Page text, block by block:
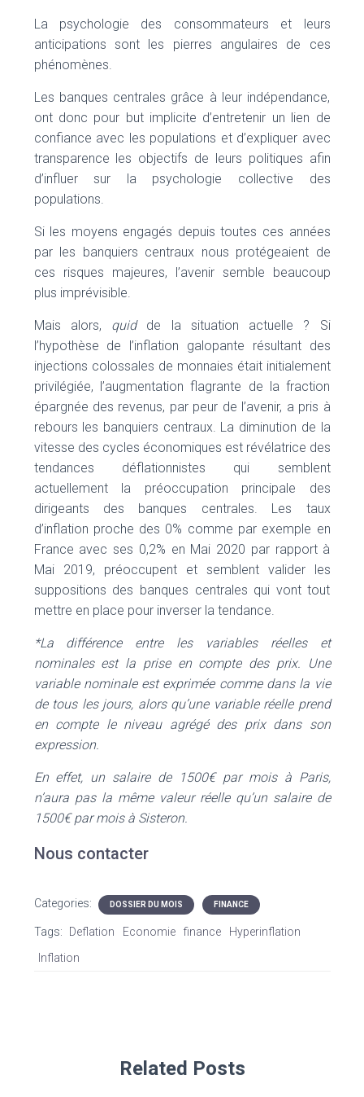
La psychologie des consommateurs et leurs
anticipations sont les pierres angulaires de ces
phénomènes.
Les banques centrales grâce à leur indépendance,
ont donc pour but implicite d’entretenir un lien de
confiance avec les populations et d’expliquer avec
transparence les objectifs de leurs politiques afin
d’influer sur la psychologie collective des
populations.
Si les moyens engagés depuis toutes ces années
par les banquiers centraux nous protégeaient de
ces risques majeures, l’avenir semble beaucoup
plus imprévisible.
Mais alors, quidde la situation actuelle ? Si
l’hypothèse de l’inflation galopante résultant des
injections colossales de monnaies était initialement
privilégiée, l’augmentation flagrante de la fraction
épargnée des revenus, par peur de l’avenir, a pris à
rebours les banquiers centraux. La diminution de la
vitesse des cycles économiques est révélatrice des
tendances déflationnistes qui semblent
actuellement la préoccupation principale des
dirigeants des banques centrales. Les taux
d’inflation proche des 0% comme par exemple en
France avec ses 0,2% en Mai 2020 par rapport à
Mai 2019, préoccupent et semblent valider les
suppositions des banques centrales qui vont tout
mettre en place pour inverser la tendance.
*La différence entre les variables réelles et
nominales est la prise en compte des prix. Une
variable nominale est exprimée comme dans la vie
de tous les jours, alors qu’une variable réelle prend
en compte le niveau agrégé des prix dans son
expression.
En effet, un salaire de 1500€ par mois à Paris,
n’aura pas la même valeur réelle qu’un salaire de
1500€ par mois à Sisteron.
Nous contacter
Categories: DOSSIER DU MOIS FINANCE
Tags: Deflation Economie finance
Hyperinflation
Inflation
Related Posts